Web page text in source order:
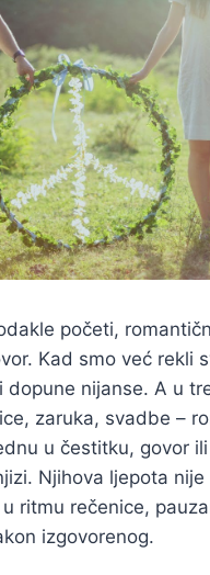
početi,
Kad smo već rekli
dopune nijanse. A u
zaruka, svadbe –
u čestitku, govor
Njihova ljepota nije
ritmu rečenice,
izgovorenog.